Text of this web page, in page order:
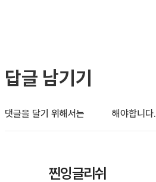
답글 남기기
댓글을 달기 위해서는 해야합니다.
찐잉글리쉬